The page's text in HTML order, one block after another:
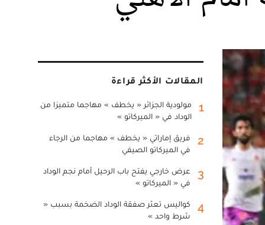
المقالات الأكثر قراءة
1
مولودية الجزائر « يخطف » مهاجما متميزا من
الوداد في « الميركاتو »
2
فريق إماراتي « يخطف » مهاجما من الرجاء
في الميركاتو الصيفي
3
عرض خارجي يفتح باب الرحيل أمام نجم الوداد
في « الميركاتو »
4
كواليس تعثر صفقة الوداد الضخمة بسبب «
شرط واحد »